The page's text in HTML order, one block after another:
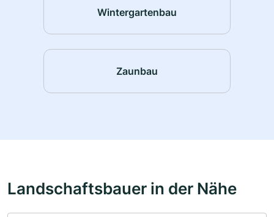
Wintergartenbau
Zaunbau
Landschaftsbauer in der Nähe